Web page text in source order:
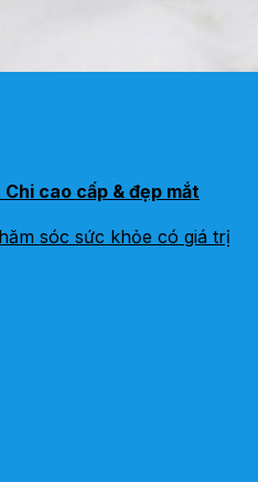
cao cấp & đẹp mắt
sóc sức khỏe có giá trị